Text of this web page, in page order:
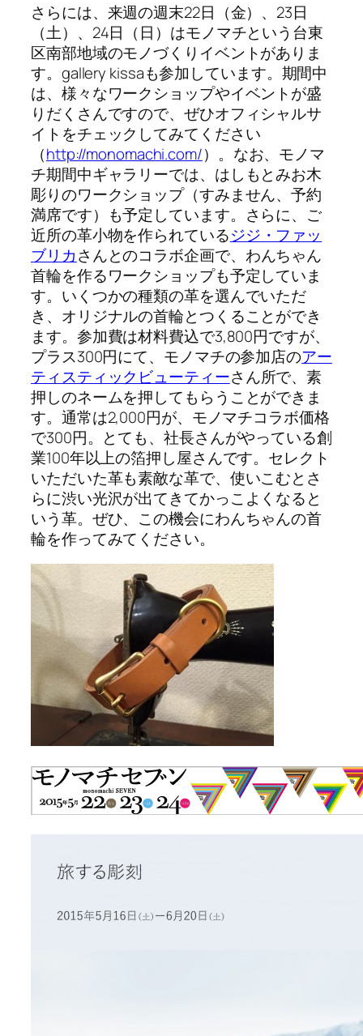
さらには、来週の週末22日（金）、23日
（土）、24日（日）はモノマチという台東
区南部地域のモノづくりイベントがありま
す。gallery kissaも参加しています。期間中
は、様々なワークショップやイベントが盛
りだくさんですので、ぜひオフィシャルサ
イトをチェックしてみてください
（http://monomachi.com/）。なお、モノマ
チ期間中ギャラリーでは、はしもとみお木
彫りのワークショップ（すみません、予約
満席です）も予定しています。さらに、ご
近所の革小物を作られているジジ・ファッ
ブリカさんとのコラボ企画で、わんちゃん
首輪を作るワークショップも予定していま
す。いくつかの種類の革を選んでいただ
き、オリジナルの首輪とつくることができ
ます。参加費は材料費込で3,800円ですが、
プラス300円にて、モノマチの参加店のアー
ティスティックビューティーさん所で、素
押しのネームを押してもらうことができま
す。通常は2,000円が、モノマチコラボ価格
で300円。とても、社長さんがやっている創
業100年以上の箔押し屋さんです。セレクト
いただいた革も素敵な革で、使いこむとさ
らに渋い光沢が出てきてかっこよくなると
いう革。ぜひ、この機会にわんちゃんの首
輪を作ってみてください。